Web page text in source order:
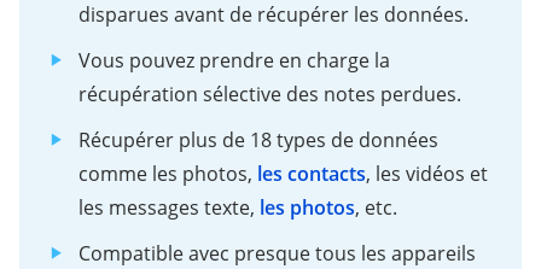
disparues avant de récupérer les données.
Vous pouvez prendre en charge la
récupération sélective des notes perdues.
Récupérer plus de 18 types de données
comme les photos, les contacts, les vidéos et
les messages texte, les photos, etc.
Compatible avec presque tous les appareils